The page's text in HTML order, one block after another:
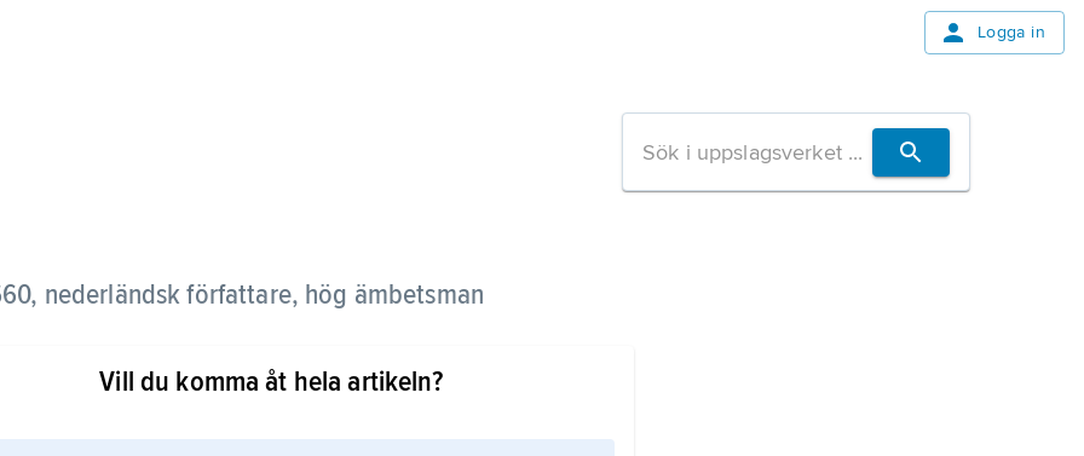
Logga in
nederländsk författare, hög ämbetsman
Vill du komma åt hela artikeln?